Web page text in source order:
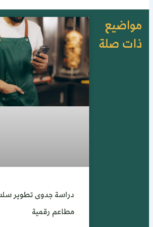
صلة
دراسة جدوى تطوير سلسلة
مطاعم رقمية